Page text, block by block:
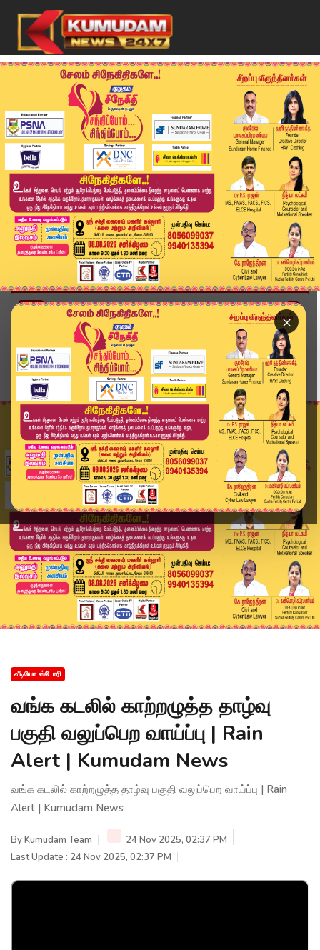
×
Home
வீடியோ ஸ்டோரி
வங்க கடலில் காற்றழுத்த தாழ்வு பகுதி வலுப்பெற வா...
வீடியோ ஸ்டோரி
வங்க கடலில் காற்றழுத்த தாழ்வு
பகுதி வலுப்பெற வாய்ப்பு | Rain
Alert | Kumudam News
வங்க கடலில் காற்றழுத்த தாழ்வு பகுதி வலுப்பெற வாய்ப்பு | Rain
Alert | Kumudam News
ByKumudam Team
24 Nov 2025, 02:37 PM
Last Update : 24 Nov 2025, 02:37 PM